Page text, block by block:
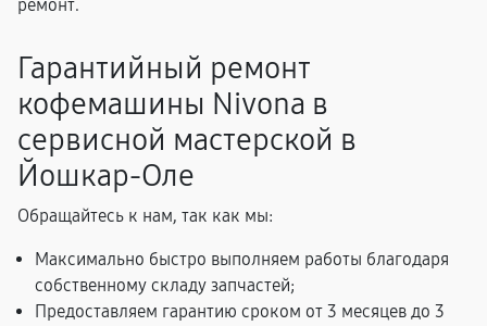
ремонт.
Гарантийный ремонт
кофемашины Nivona в
сервисной мастерской в
Йошкар-Оле
Обращайтесь к нам, так как мы:
Максимально быстро выполняем работы благодаря
собственному складу запчастей;
Предоставляем гарантию сроком от 3 месяцев до 3